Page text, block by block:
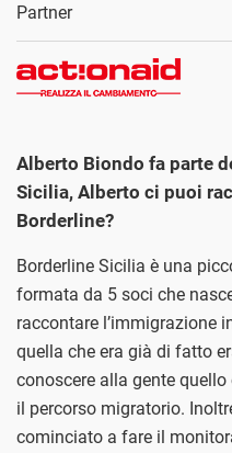
Partner
Alberto Biondo fa parte
Sicilia, Alberto ci puoi
Borderline?
Borderline Sicilia è una
formata da 5 soci che
raccontare l’immigrazione
quella che era già di fatto
conoscere alla gente
il percorso migratorio.
cominciato a fare il